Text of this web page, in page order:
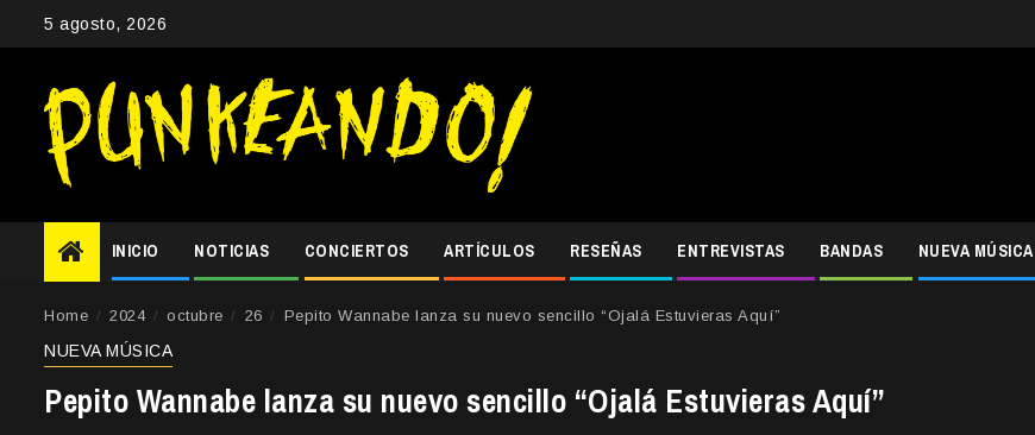
5 agosto, 2026
INICIO NOTICIAS CONCIERTOS ARTÍCULOS RESEÑAS ENTREVISTAS BANDAS NUEVA MÚSICA
Home 2024 octubre 26 Pepito Wannabe lanza su nuevo sencillo “Ojalá Estuvieras Aquí”
NUEVA MÚSICA
Pepito Wannabe lanza su nuevo sencillo “Ojalá Estuvieras Aquí”